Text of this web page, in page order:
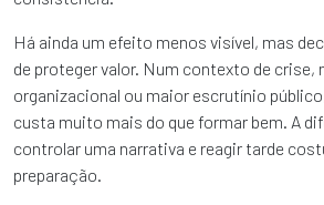
Há ainda um efeito menos visível, mas
de proteger valor. Num contexto de crise,
organizacional ou maior escrutínio
custa muito mais do que formar bem. A
controlar uma narrativa e reagir tarde
preparação.